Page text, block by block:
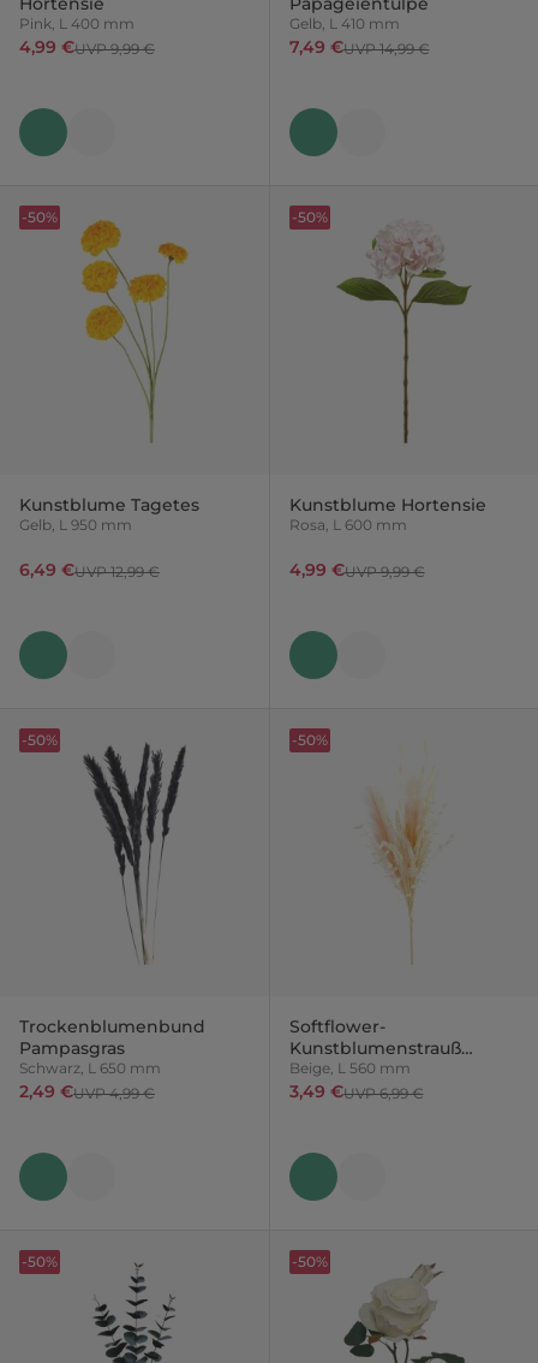
Pink, L 400 mm
4,99 €UVP 9,99 €
Gelb, L 410 mm
7,49 €UVP 14,99 €
Kunstblume Tagetes
Gelb, L 950 mm
6,49 €UVP 12,99 €
-50%
Kunstblume Hortensie
Rosa, L 600 mm
4,99 €UVP 9,99 €
-50%
Trockenblumenbund
Pampasgras
Schwarz, L 650 mm
2,49 €UVP 4,99 €
-50%
Softflower-
Kunstblumenstrauß
BouquetBeige, L 560 mm
3,49 €UVP 6,99 €
-50%
-50% -50%